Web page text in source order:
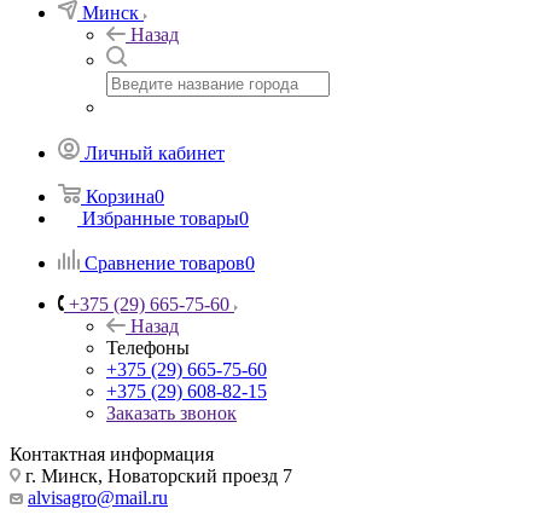
Минск
Назад
Личный кабинет
Корзина0
Избранные товары0
Сравнение товаров0
+375 (29) 665-75-60
Назад
Телефоны
+375 (29) 665-75-60
+375 (29) 608-82-15
Заказать звонок
Контактная информация
г. Минск, Новаторский проезд 7
alvisagro@mail.ru